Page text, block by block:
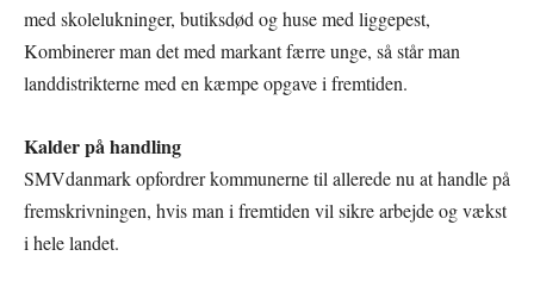
med skolelukninger, butiksdød og huse med liggepest,
Kombinerer man det med markant færre unge, så står man
landdistrikterne med en kæmpe opgave i fremtiden.
Kalder på handling
SMVdanmark opfordrer kommunerne til allerede nu at handle på
fremskrivningen, hvis man i fremtiden vil sikre arbejde og vækst
i hele landet.